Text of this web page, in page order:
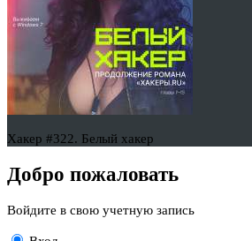
Хакер #322. Белый хакер
Добро пожаловать
Войдите в свою учетную запись